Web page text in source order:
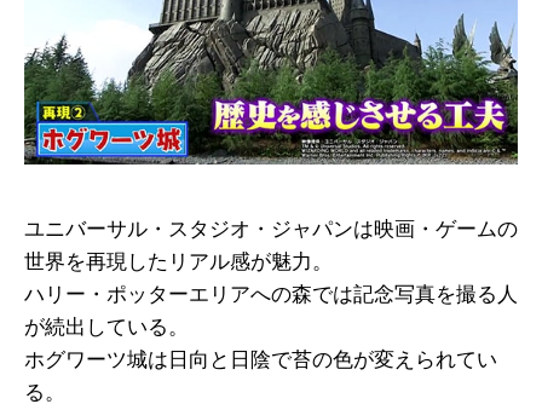
ユニバーサル・スタジオ・ジャパンは映画・ゲームの
世界を再現したリアル感が魅力。
ハリー・ポッターエリアへの森では記念写真を撮る人
が続出している。
ホグワーツ城は日向と日陰で苔の色が変えられてい
る。